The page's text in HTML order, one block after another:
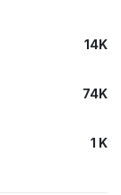
14K
74K
1 K